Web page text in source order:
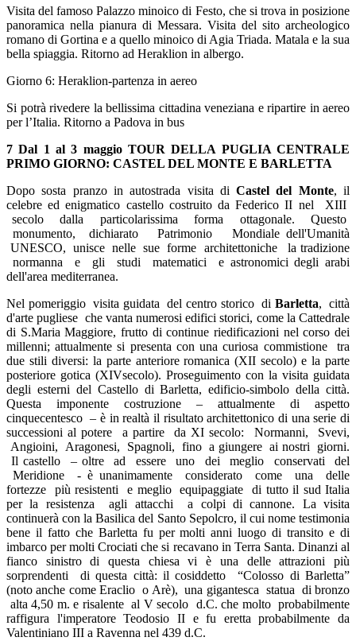
Visita del famoso Palazzo minoico di Festo, che si trova in posizione
panoramica nella pianura di Messara. Visita del sito archeologico
romano di Gortina e a quello minoico di Agia Triada. Matala e la sua
bella spiaggia. Ritorno ad Heraklion in albergo.
Giorno 6: Heraklion-partenza in aereo
Si potrà rivedere la bellissima cittadina veneziana e ripartire in aereo
per l’Italia. Ritorno a Padova in bus
7 Dal 1 al 3 maggio TOUR DELLA PUGLIA CENTRALE
PRIMO GIORNO: CASTEL DEL MONTE E BARLETTA
Dopo sosta pranzo in autostrada visita diCastel del Monte, il
celebre ed enigmatico castello costruito da Federico II nel XIII
secolo dalla particolarissima forma ottagonale. Questo
monumento, dichiarato Patrimonio Mondiale dell'Umanità
UNESCO, unisce nelle sue forme architettoniche la tradizione
normanna e gli studi matematici e astronomici degli arabi
dell'area mediterranea.
Nel pomeriggio visita guidata del centro storico di Barletta, città
d'arte pugliese che vanta numerosi edifici storici, come la Cattedrale
di S.Maria Maggiore, frutto di continue riedificazioni nel corso dei
millenni; attualmente si presenta con una curiosa commistione tra
due stili diversi: la parte anteriore romanica (XII secolo) e la parte
posteriore gotica (XIVsecolo). Proseguimento con la visita guidata
degli esterni del Castello di Barletta, edificio-simbolo della città.
Questa imponente costruzione – attualmente di aspetto
cinquecentesco – è in realtà il risultato architettonico di una serie di
successioni al potere a partire da XI secolo: Normanni, Svevi,
Angioini, Aragonesi, Spagnoli, fino a giungere ai nostri giorni.
Il castello – oltre ad essere uno dei meglio conservati del
Meridione - è unanimamente considerato come una delle
fortezze più resistenti e meglio equipaggiate di tutto il sud Italia
per la resistenza agli attacchi a colpi di cannone. La visita
continuerà con la Basilica del Santo Sepolcro, il cui nome testimonia
bene il fatto che Barletta fu per molti anni luogo di transito e di
imbarco per molti Crociati che si recavano in Terra Santa. Dinanzi al
fianco sinistro di questa chiesa vi è una delle attrazioni più
sorprendenti di questa città: il cosiddetto “Colosso di Barletta”
(noto anche come Eraclio o Arè), una gigantesca statua di bronzo
alta 4,50 m. e risalente al V secolo d.C. che molto probabilmente
raffigura l'imperatore Teodosio II e fu eretta probabilmente da
Valentiniano III a Ravenna nel 439 d.C.